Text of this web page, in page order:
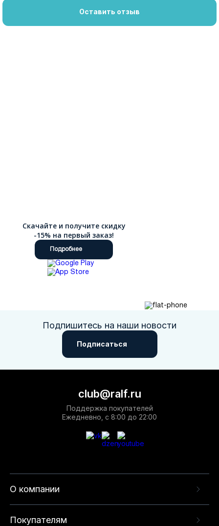
Оставить отзыв
Скачайте и получите скидку
-15% на первый заказ!
Подробнее
Подпишитесь на наши новости
Подписаться
О компании
Покупателям
club@ralf.ru
Поддержка покупателей
Ежедневно, с 8:00 до 22:00